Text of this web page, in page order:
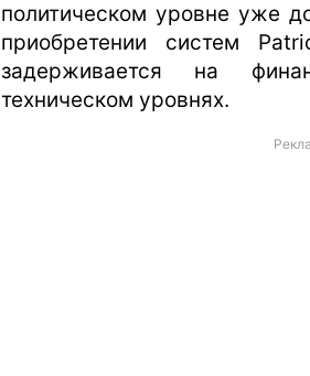
политическом уровне уже
приобретении систем
задерживается на
техническом уровнях.